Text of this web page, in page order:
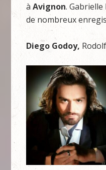
àAvignon.
de nombreux
Diego Godoy,